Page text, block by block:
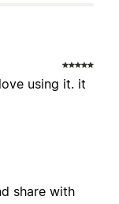
using it. it
share with